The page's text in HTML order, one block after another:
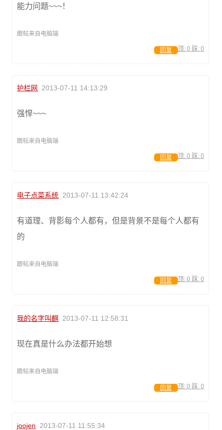
能力问题~~~！
跟帖来自电脑端
顶: 0 踩: 0
回复
护栏网 2013-07-11 14:13:29
强悍~~~
跟帖来自电脑端
顶: 0 踩: 0
回复
电子点菜系统 2013-07-11 13:42:24
有道理、背影每个人都有，但是背景不是每个人都有
的
跟帖来自电脑端
顶: 0 踩: 0
回复
我的名字叫麒 2013-07-11 12:58:31
现在真是什么办法都开始想
跟帖来自电脑端
顶: 0 踩: 0
回复
joojen 2013-07-11 11:55:34